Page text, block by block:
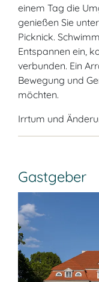
einem Tag die
genießen Sie
Picknick.
Entspannen ein,
verbunden. Ein
Bewegung und
möchten.
Irrtum und
Gastgeber